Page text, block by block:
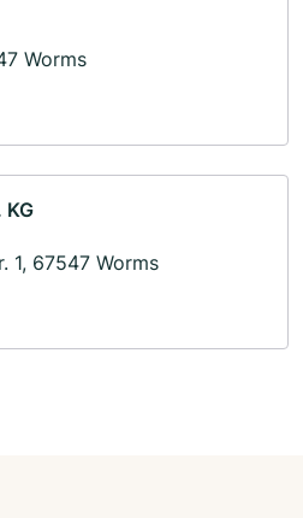
Worms
KG
1, 67547 Worms